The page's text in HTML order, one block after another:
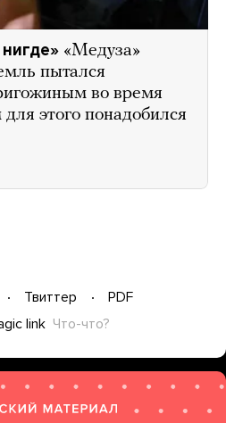
«Медуза»
пытался
во время
этого понадобился
Твиттер
PDF
link Что-что?